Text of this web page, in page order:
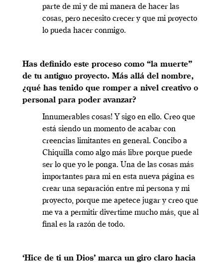
parte de mi y de mi manera de hacer las
cosas, pero necesito crecer y que mi proyecto
lo pueda hacer conmigo.
Has definido este proceso como “la muerte”
de tu antiguo proyecto. Más allá del nombre,
¿qué has tenido que romper a nivel creativo o
personal para poder avanzar?
Innumerables cosas! Y sigo en ello. Creo que
está siendo un momento de acabar con
creencias limitantes en general. Concibo a
Chiquilla como algo más libre porque puede
ser lo que yo le ponga. Una de las cosas más
importantes para mi en esta nueva página es
crear una separación entre mi persona y mi
proyecto, porque me apetece jugar y creo que
me va a permitir divertime mucho más, que al
final es la razón de todo.
‘Hice de ti un Dios’ marca un giro claro hacia